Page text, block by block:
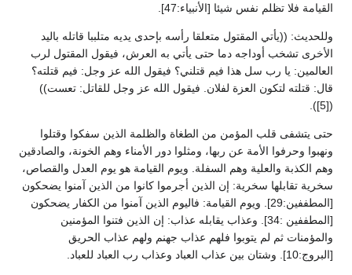
القيامة فلا تظلم نفس شيئا [الأنبياء:47].
وللحديث: ((يأتي المقتول متعلقا رأسه بإحدى يديه متلببا قاتله باليد
الأخرى تشخب أوداجه دما حتى يأتي به العرش، فيقول المقتول لرب
العالمين: يا رب سل هذا فيم قتلني؟ فيقول الله عز وجل: فيم قتلته؟
قال: قتلته لتكون العزة لفلان. فيقول الله عز وجل للقاتل: تعست))
([5]).
حتى يتشفى قلب المؤمن من الطغاة والظلمة الذين سفكوا وقتلوا
ونهبوا وحرفوا الأمة عن ربها، ومثلوا دور الأمناء وهم الخونة، والصادقين
وهم الكذبة والعلية وهم السفلة. ويوم القيامة هو يوم العدل والقصاص،
سخرية تقابلها سخرية: إن الذين أجرموا كانوا من الذين آمنوا يضحكون
[المطففين:29]. ويوم القيامة: فاليوم الذين آمنوا من الكفار يضحكون
[المطففين :34]. وعذاب يقابله عذاب: إن الذين فتنوا المؤمنين
والمؤمنات ثم لم يتوبوا فلهم عذاب جهنم ولهم عذاب الحريق
[البروج:10]. وشتان بين عذاب العباد وعذاب رب العباد للعباد.